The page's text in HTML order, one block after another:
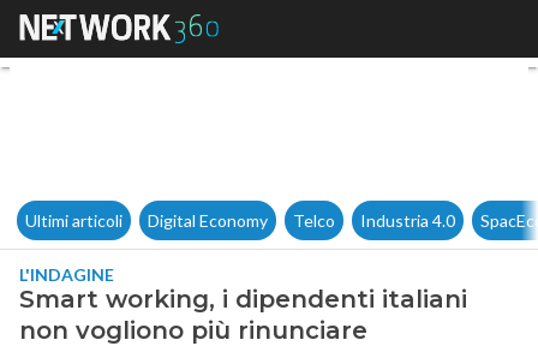
Smart working, i dipendenti
Ultimi articoli Digital Economy Telco Industria 4.0
L'INDAGINE
Smart working, i dipendenti italiani
non vogliono più rinunciare